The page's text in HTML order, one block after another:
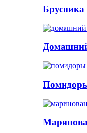
Брусника
Помидоры